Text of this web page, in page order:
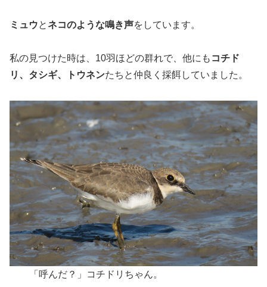
ミュウとネコのような鳴き声をしています。
私の見つけた時は、10羽ほどの群れで、他にも コチド
リ、タシギ、トウネンたちと仲良く採餌していました。
「呼んだ？」コチドリちゃん。